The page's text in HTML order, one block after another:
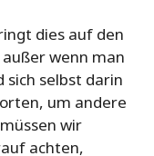
dies auf den
wenn man
sich selbst darin
um andere
wir
achten,